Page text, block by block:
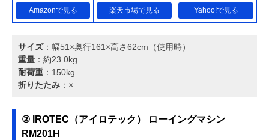
Amazonで見る 楽天市場で見る Yahoo!で見る
サイズ：幅51×奥行161×高さ62cm（使用時）
重量 ：約23.0kg
耐荷重 ：150kg
折りたたみ ：×
② IROTEC（アイロテック） ローイングマシン
RM201H